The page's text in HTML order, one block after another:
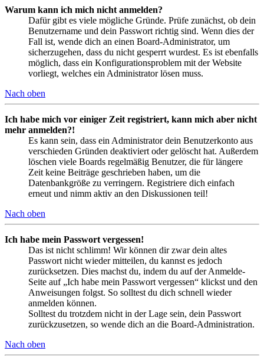
Warum kann ich mich nicht anmelden?
Dafür gibt es viele mögliche Gründe. Prüfe zunächst, ob dein
Benutzername und dein Passwort richtig sind. Wenn dies der
Fall ist, wende dich an einen Board-Administrator, um
sicherzugehen, dass du nicht gesperrt wurdest. Es ist ebenfalls
möglich, dass ein Konfigurationsproblem mit der Website
vorliegt, welches ein Administrator lösen muss.
Nach oben
Ich habe mich vor einiger Zeit registriert, kann mich aber nicht
mehr anmelden?!
Es kann sein, dass ein Administrator dein Benutzerkonto aus
verschieden Gründen deaktiviert oder gelöscht hat. Außerdem
löschen viele Boards regelmäßig Benutzer, die für längere
Zeit keine Beiträge geschrieben haben, um die
Datenbankgröße zu verringern. Registriere dich einfach
erneut und nimm aktiv an den Diskussionen teil!
Nach oben
Ich habe mein Passwort vergessen!
Das ist nicht schlimm! Wir können dir zwar dein altes
Passwort nicht wieder mitteilen, du kannst es jedoch
zurücksetzen. Dies machst du, indem du auf der Anmelde-
Seite auf „Ich habe mein Passwort vergessen“ klickst und den
Anweisungen folgst. So solltest du dich schnell wieder
anmelden können.
Solltest du trotzdem nicht in der Lage sein, dein Passwort
zurückzusetzen, so wende dich an die Board-Administration.
Nach oben